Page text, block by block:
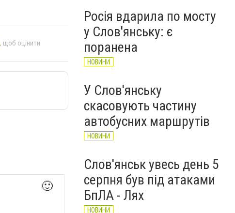
, щоб оцінити
🙂
Росія вдарила по мосту
у Слов'янську: є
поранена
НОВИНИ
У Слов'янську
скасовують частину
автобусних маршрутів
НОВИНИ
Слов'янськ увесь день 5
серпня був під атаками
БпЛА - Лях
НОВИНИ